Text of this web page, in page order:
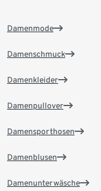
Damenmode
Damenschmuck
Damenkleider
Damenpullover
Damensporthosen
Damenblusen
Damenunterwäsche